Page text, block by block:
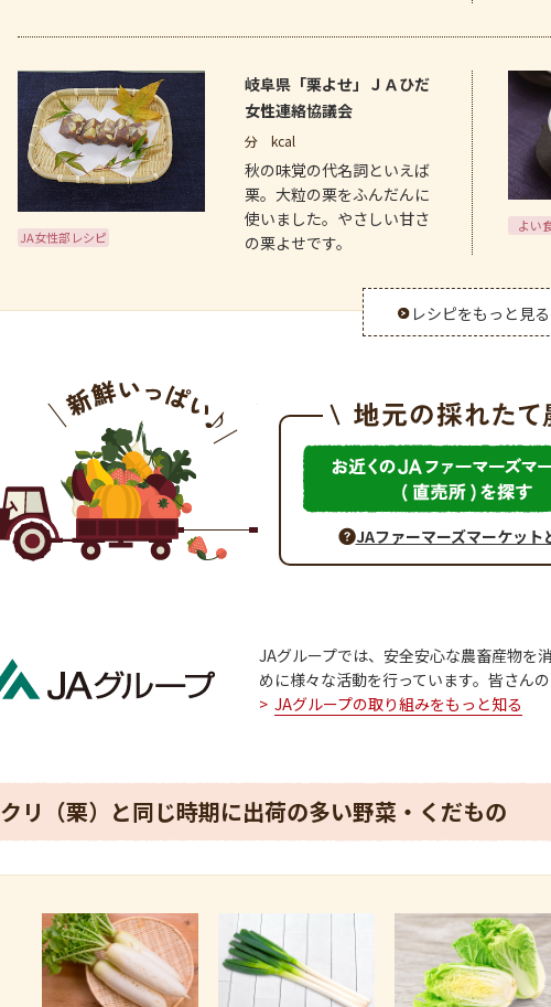
JA女性部レシピ
岐阜県「栗よせ」ＪＡひだ
女性連絡協議会
分 kcal
秋の味覚の代名詞といえば
栗。大粒の栗をふんだんに
使いました。やさしい甘さ
の栗よせです。
よい
レシピをもっと見る
JAファーマーズマーケット
JAグループでは、安全安心な農畜産物を
めに様々な活動を行っています。皆さん
JAグループの取り組みをもっと知る
クリ（栗）と同じ時期に出荷の多い野菜・くだもの